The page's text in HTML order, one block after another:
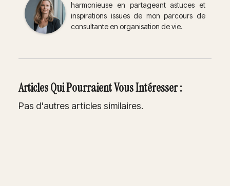
harmonieuse en partageant astuces et
inspirations issues de mon parcours de
consultante en organisation de vie.
Articles Qui Pourraient Vous Intéresser :
Pas d'autres articles similaires.